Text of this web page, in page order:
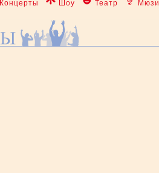
Концерты Шоу Театр